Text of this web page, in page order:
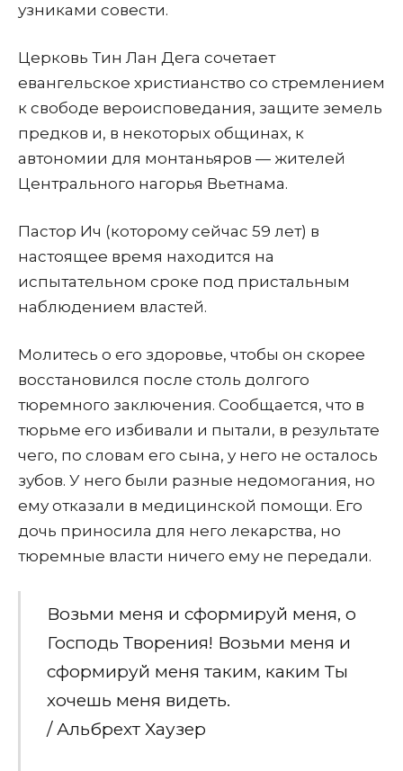
узниками совести.
Церковь Тин Лан Дега сочетает
евангельское христианство со стремлением
к свободе вероисповедания, защите земель
предков и, в некоторых общинах, к
автономии для монтаньяров — жителей
Центрального нагорья Вьетнама.
Пастор Ич (которому сейчас 59 лет) в
настоящее время находится на
испытательном сроке под пристальным
наблюдением властей.
Молитесь о его здоровье, чтобы он скорее
восстановился после столь долгого
тюремного заключения. Сообщается, что в
тюрьме его избивали и пытали, в результате
чего, по словам его сына, у него не осталось
зубов. У него были разные недомогания, но
ему отказали в медицинской помощи. Его
дочь приносила для него лекарства, но
тюремные власти ничего ему не передали.
Возьми меня и сформируй меня, о
Господь Творения! Возьми меня и
сформируй меня таким, каким Ты
хочешь меня видеть.
/ Альбрехт Хаузер